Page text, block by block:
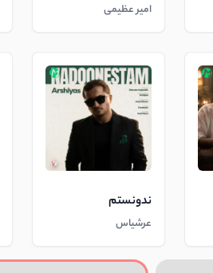
امیر عظیمی
ندونستم
عرشیاس